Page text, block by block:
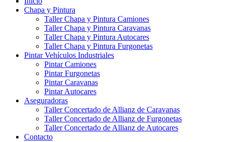
Chapa y Pintura
Taller Chapa y Pintura Camiones
Taller Chapa y Pintura Caravanas
Taller Chapa y Pintura Autocares
Taller Chapa y Pintura Furgonetas
Pintar Vehículos Industriales
Pintar Camiones
Pintar Furgonetas
Pintar Caravanas
Pintar Autocares
Aseguradoras
Taller Concertado de Allianz de Caravanas
Taller Concertado de Allianz de Furgonetas
Taller Concertado de Allianz de Autocares
Contacto